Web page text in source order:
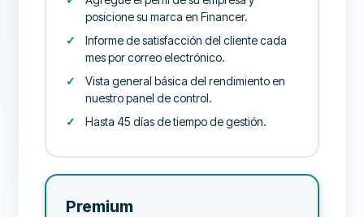
posicione su marca en Financer.
Informe de satisfacción del cliente cada
mes por correo electrónico.
Vista general básica del rendimiento en
nuestro panel de control.
Hasta 45 días de tiempo de gestión.
Premium